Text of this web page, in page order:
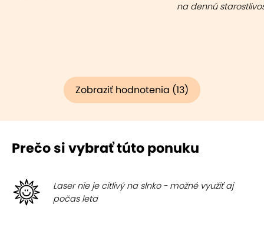
na dennú
Zobraziť hodnotenia (13)
Prečo si vybrať túto ponuku
Laser nie je citlivý na slnko - možné využiť aj
počas leta